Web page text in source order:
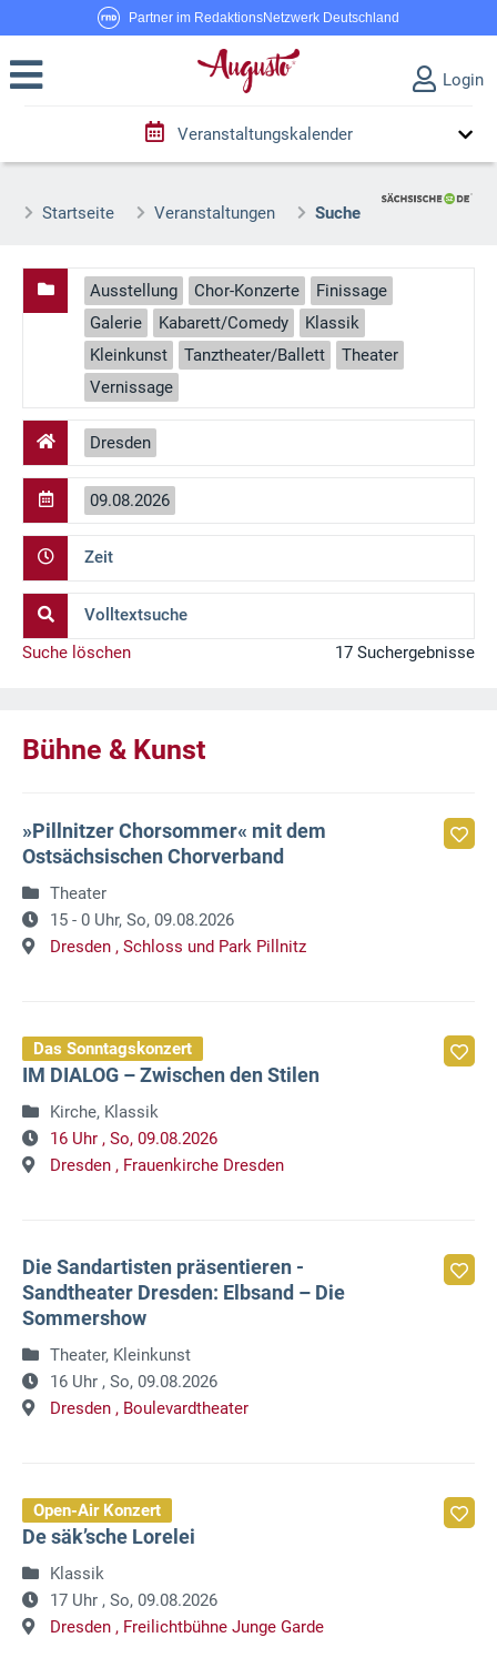
Partner im RedaktionsNetzwerk Deutschland
Login
Veranstaltungskalender
Startseite Veranstaltungen Suche
Ausstellung Chor-Konzerte
Finissage
Galerie
Kabarett/Comedy
Klassik
Kleinkunst
Tanztheater/Ballett
Theater
Vernissage
Dresden
09.08.2026
Zeit
Volltextsuche
Suche löschen
17 Suchergebnisse
Bühne & Kunst
»Pillnitzer Chorsommer« mit dem
Ostsächsischen Chorverband
Theater
15 - 0 Uhr, So, 09.08.2026
Dresden , Schloss und Park Pillnitz
Das Sonntagskonzert
IM DIALOG – Zwischen den Stilen
Kirche, Klassik
16 Uhr , So, 09.08.2026
Dresden , Frauenkirche Dresden
Die Sandartisten präsentieren -
Sandtheater Dresden: Elbsand – Die
Sommershow
Theater, Kleinkunst
16 Uhr , So, 09.08.2026
Dresden , Boulevardtheater
Open-Air Konzert
De säk’sche Lorelei
Klassik
17 Uhr , So, 09.08.2026
Dresden , Freilichtbühne Junge Garde